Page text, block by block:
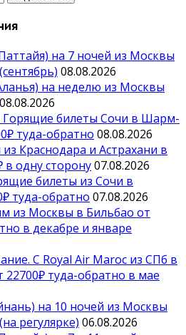
на 7 ночей из Москвы
08.08.2026
на неделю из Москвы
08.08.2026
Горящие билеты Сочи в Шарм-
туда-обратно 08.08.2026
Краснодара и Астрахани в
одну сторону07.08.2026
билеты из Сочи в
туда-обратно 07.08.2026
из Москвы в Бильбао от
в декабре и январе
С Royal Air Maroc из СПб в
22700₽ туда-обратно в мае
на 10 ночей из Москвы
регулярке) 06.08.2026